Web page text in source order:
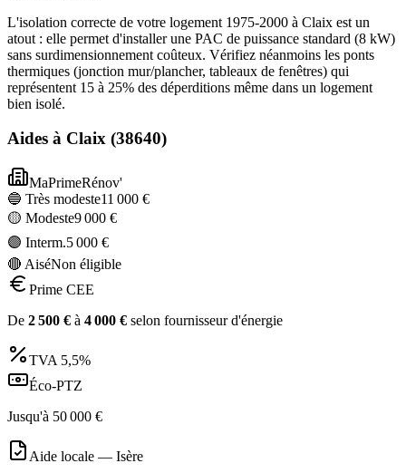
L'isolation correcte de votre logement 1975-2000 à Claix est un
atout : elle permet d'installer une PAC de puissance standard (8 kW)
sans surdimensionnement coûteux. Vérifiez néanmoins les ponts
thermiques (jonction mur/plancher, tableaux de fenêtres) qui
représentent 15 à 25% des déperditions même dans un logement
bien isolé.
Aides à Claix (38640)
MaPrimeRénov'
🔵 Très modeste11 000 €
🟡 Modeste9 000 €
🟣 Interm.5 000 €
🔴 AiséNon éligible
Prime CEE
De 2 500 € à 4 000 € selon fournisseur d'énergie
TVA 5,5%
Éco-PTZ
Jusqu'à 50 000 €
Aide locale — Isère